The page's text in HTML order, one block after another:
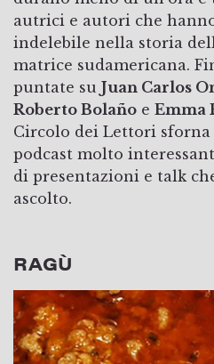
autrici e autori che
indelebile nella storia
matrice sudamericana.
puntate su Juan Carlos
Roberto Bolaño e Emma
Circolo dei Lettori
podcast molto
di presentazioni e talk
ascolto.
RAGÙ